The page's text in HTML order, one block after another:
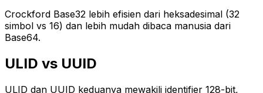
Crockford Base32 lebih efisien dari heksadesimal (32
simbol vs 16) dan lebih mudah dibaca manusia dari
Base64.
ULID vs UUID
ULID dan UUID keduanya mewakili identifier 128-bit,